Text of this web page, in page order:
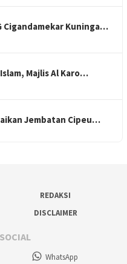
Cigandamekar Kuninga…
Majlis Al Karo…
Jembatan Cipeu…
REDAKSI
DISCLAIMER
WhatsApp